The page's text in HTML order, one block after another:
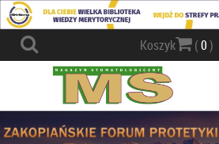
Koszyk (0)